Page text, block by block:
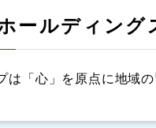
ールディング
は「心」を原点に地域